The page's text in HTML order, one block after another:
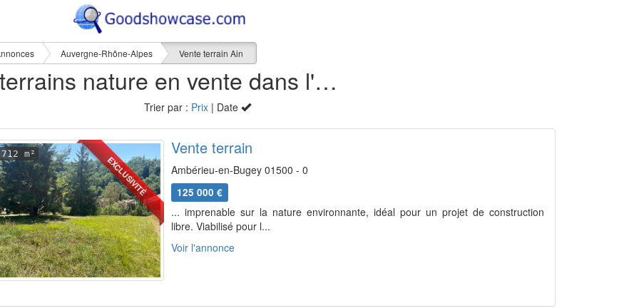
Auvergne-Rhône-Alpes Vente terrain Ain
24 terrains nature en vente dans l'Ain (01)
Trier par : Prix| Date
EXCLUSIVITÉ
712 m² Vente terrain
Ambérieu-en-Bugey 01500 - 0
125 000 €
... imprenable sur la nature environnante, idéal pour un projet de construction
libre. Viabilisé pour l...
Voir l'annonce